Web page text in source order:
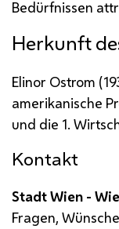
Bedürfnissen
Herkunft
Elinor Ostrom
amerikanische
und die 1.
Kontakt
Stadt Wien -
Fragen,